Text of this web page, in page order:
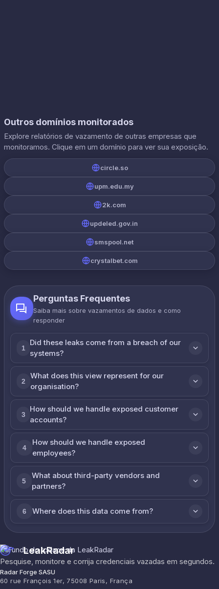
Outros domínios monitorados
Explore relatórios de vazamento de outras empresas que
monitoramos. Clique em um domínio para ver sua exposição.
circle.so
upm.edu.my
2k.com
updeled.gov.in
smspool.net
crystalbet.com
Perguntas Frequentes
Saiba mais sobre vazamentos de dados e como
responder
1
Did these leaks come from a breach of our
systems?
2
What does this view represent for our
organisation?
3
How should we handle exposed customer
accounts?
4
How should we handle exposed
employees?
5
What about third-party vendors and
partners?
6 Where does this data come from?
LeakRadar
Pesquise, monitore e corrija credenciais vazadas em segundos.
Radar Forge SASU
60 rue François 1er, 75008 Paris, França